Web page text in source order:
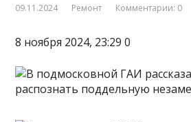
09.11.2024 Ремонт Комментарии: 0
8 ноября 2024, 23:29 0